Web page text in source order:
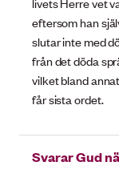
eftersom han
slutar inte med
från det döda
vilket bland
får sista ordet.
Svarar Gud